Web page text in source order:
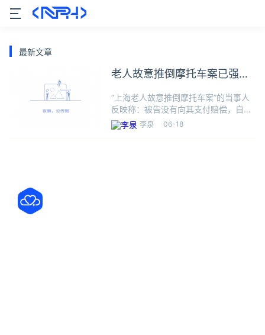
最新文章
老人故意推倒摩托车案已强制
“上海老人故意推倒摩托车案”的当事人
反映称：被告没有向其支付赔偿，自己
已请求法院依法强制执行。他表示：3
月28号电子送达了判决文书，15日内被
李泉 06-18